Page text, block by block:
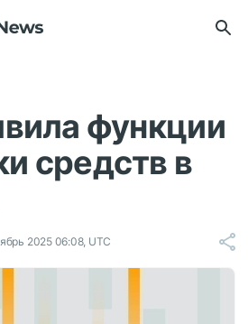
функции
средств в
2025 06:08, UTC